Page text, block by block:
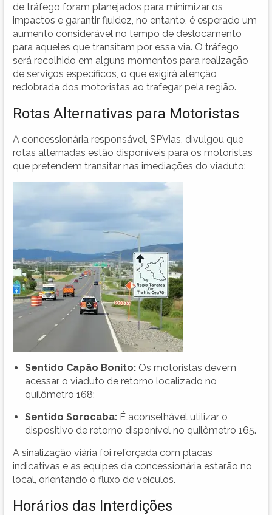
de tráfego foram planejados para minimizar os
impactos e garantir fluidez, no entanto, é esperado um
aumento considerável no tempo de deslocamento
para aqueles que transitam por essa via. O tráfego
será recolhido em alguns momentos para realização
de serviços específicos, o que exigirá atenção
redobrada dos motoristas ao trafegar pela região.
Rotas Alternativas para Motoristas
A concessionária responsável, SPVias, divulgou que
rotas alternadas estão disponíveis para os motoristas
que pretendem transitar nas imediações do viaduto:
Sentido Capão Bonito: Os motoristas devem
acessar o viaduto de retorno localizado no
quilômetro 168;
Sentido Sorocaba: É aconselhável utilizar o
dispositivo de retorno disponível no quilômetro 165.
A sinalização viária foi reforçada com placas
indicativas e as equipes da concessionária estarão no
local, orientando o fluxo de veículos.
Horários das Interdições